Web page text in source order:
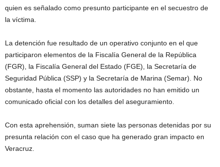
quien es señalado como presunto participante en el secuestro de
la víctima.
La detención fue resultado de un operativo conjunto en el que
participaron elementos de la Fiscalía General de la República
(FGR), la Fiscalía General del Estado (FGE), la Secretaría de
Seguridad Pública (SSP) y la Secretaría de Marina (Semar). No
obstante, hasta el momento las autoridades no han emitido un
comunicado oficial con los detalles del aseguramiento.
Con esta aprehensión, suman siete las personas detenidas por su
presunta relación con el caso que ha generado gran impacto en
Veracruz.